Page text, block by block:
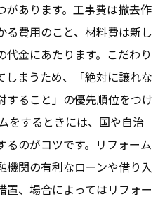
があります。工事費は撤去作
費用のこと、材料費は新し
金にあたります。こだわり
しまうため、「絶対に譲れな
すること」の優先順位をつけ
をするときには、国や自治
るのがコツです。リフォーム
機関の有利なローンや借り入
置、場合によってはリフォー